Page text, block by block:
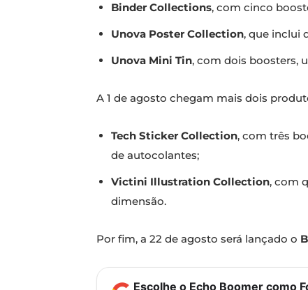
Binder Collections, com cinco
Unova Poster Collection, que inclui
Unova Mini Tin, com dois boosters,
A 1 de agosto chegam mais dois
Tech Sticker Collection, com três
de autocolantes;
Victini Illustration Collection, com
dimensão.
Por fim, a 22 de agosto será lançado o
Escolhe o Echo Boomer como